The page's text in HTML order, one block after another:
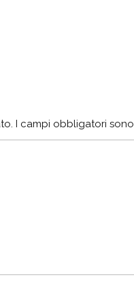
I campi obbligatori